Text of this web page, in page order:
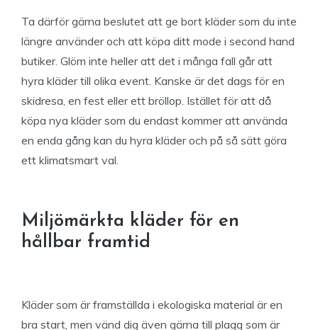
Ta därför gärna beslutet att ge bort kläder som du inte
längre använder och att köpa ditt mode i second hand
butiker. Glöm inte heller att det i många fall går att
hyra kläder till olika event. Kanske är det dags för en
skidresa, en fest eller ett bröllop. Istället för att då
köpa nya kläder som du endast kommer att använda
en enda gång kan du hyra kläder och på så sätt göra
ett klimatsmart val.
Miljömärkta kläder för en
hållbar framtid
Kläder som är framställda i ekologiska material är en
bra start, men vänd dig även gärna till plagg som är